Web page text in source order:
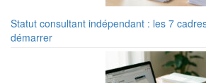
Statut consultant indépendant : les 7
démarrer